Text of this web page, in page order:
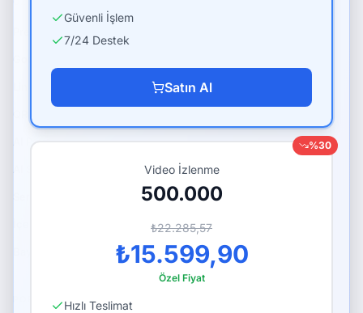
Güvenli İşlem
7/24 Destek
Satın Al
%30
Video İzlenme
500.000
₺22.285,57
₺15.599,90
Özel Fiyat
Hızlı Teslimat
AI Profil Analizi
YouTube Hizmetleri
Twitter (X) Hizmetleri
Telegram Hizmetleri
Tüm paketler
POPÜLER HIZMETLER